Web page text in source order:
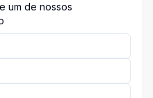
um de nossos